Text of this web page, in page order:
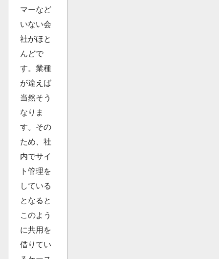
マーなど
いない会
社がほと
んどで
す。業種
が違えば
当然そう
なりま
す。その
ため、社
内でサイ
ト管理を
している
となると
このよう
に共用を
借りてい